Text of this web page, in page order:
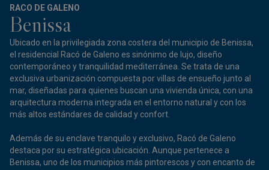
RACO DE GALENO
Benissa
Ubicado en la privilegiada zona costera del municipio de Benissa,
el residencial Racó de Galeno es sinónimo de lujo, diseño
contemporáneo y tranquilidad mediterránea. Se trata de una
exclusiva urbanización compuesta por villas de ensueño junto al
mar, diseñadas para quienes buscan una vivienda única, con una
arquitectura moderna integrada en el entorno natural y con los
más altos estándares de calidad y confort.
Además de su enclave tranquilo y exclusivo, Racó de Galeno
destaca por su estratégica ubicación. Aunque pertenece a
Benissa, uno de los municipios más pintorescos y con encanto de